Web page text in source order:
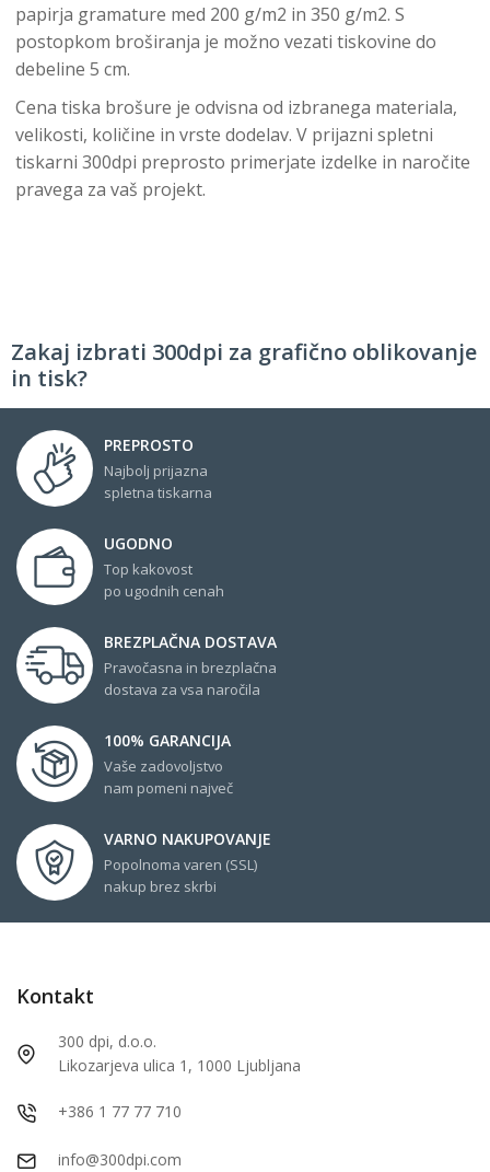
papirja gramature med 200 g/m2 in 350 g/m2. S
postopkom broširanja je možno vezati tiskovine do
debeline 5 cm.
Cena tiska brošure je odvisna od izbranega materiala,
velikosti, količine in vrste dodelav. V prijazni spletni
tiskarni 300dpi preprosto primerjate izdelke in naročite
pravega za vaš projekt.
Zakaj izbrati 300dpi za grafično oblikovanje
in tisk?
PREPROSTO
Najbolj prijazna
spletna tiskarna
UGODNO
Top kakovost
po ugodnih cenah
BREZPLAČNA DOSTAVA
Pravočasna in brezplačna
dostava za vsa naročila
100% GARANCIJA
Vaše zadovoljstvo
nam pomeni največ
VARNO NAKUPOVANJE
Popolnoma varen (SSL)
nakup brez skrbi
Kontakt
300 dpi, d.o.o.
Likozarjeva ulica 1, 1000 Ljubljana
+386 1 77 77 710
info@300dpi.com